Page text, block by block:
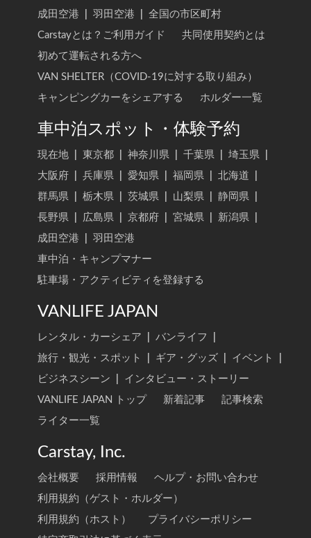
成田空港
羽田空港
全国の市区町村
Carstayとは？ご利用ガイド
共同使用契約とは
初めて運転される方へ
VAN SHELTER（COVID-19に対する取り組み）
キャンピングカーをシェアする
ホルダー一覧
車中泊スポット・体験予約
現在地 東京都 神奈川県 千葉県 埼玉県
大阪府
兵庫県 愛知県 福岡県 北海道
群馬県
栃木県 茨城県 山梨県 静岡県
長野県
広島県 京都府 宮城県 新潟県
成田空港
羽田空港
車中泊・キャンプマナー
駐車場・アクティビティを登録する
VANLIFE JAPAN
レンタル・カーシェア バンライフ
旅行・観光・スポット
ギア・グッズ イベント
ビジネスシーン
インタビュー・ストーリー
VANLIFE JAPAN トップ
新着記事
記事検索
ライター一覧
Carstay, Inc.
会社概要 採用情報
ヘルプ・お問い合わせ
利用規約（ゲスト・ホルダー）
利用規約（ホスト）
プライバシーポリシー